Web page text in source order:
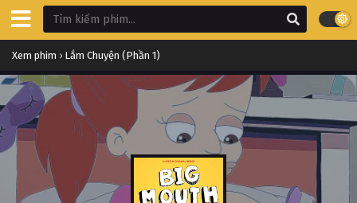
Xem phim › Lắm Chuyện (Phần 1)